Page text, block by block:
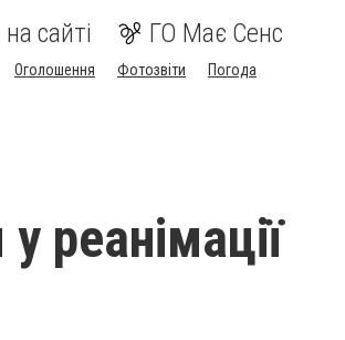
сайті ГО Має Сенс
Оголошення Фотозвіти
Погода
реанімації